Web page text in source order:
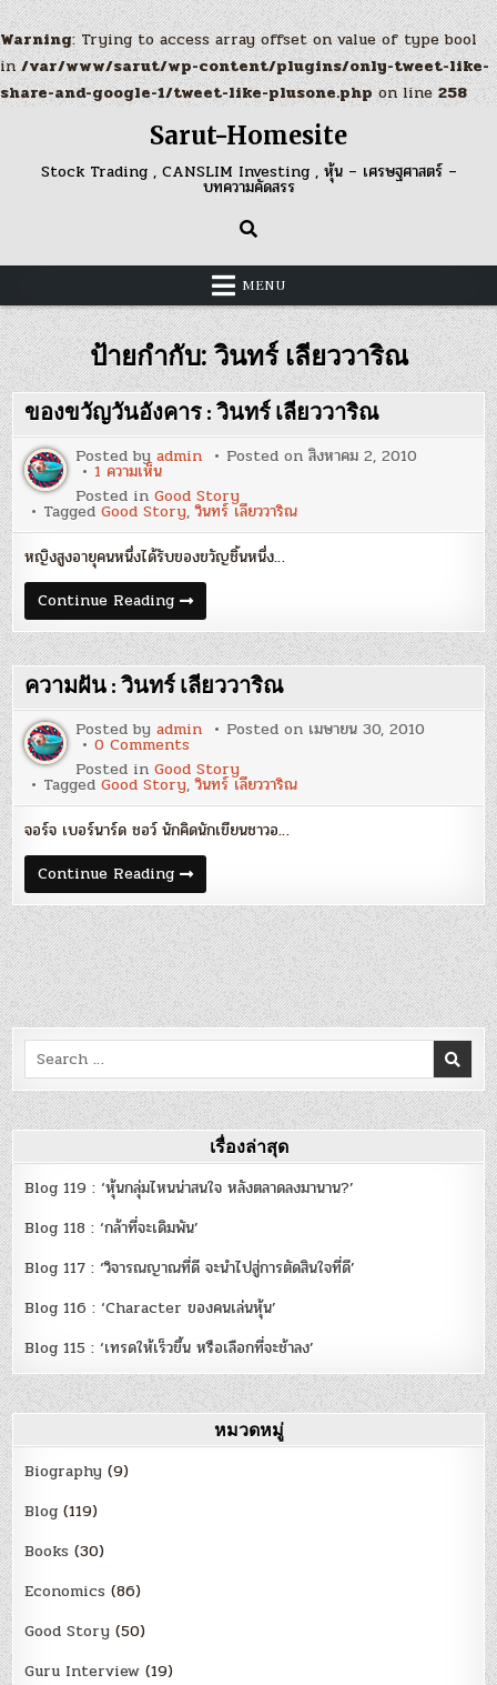
Warning: Trying to access array offset on value of type bool
in/var/www/sarut/wp-content/plugins/only-tweet-like-
share-and-google-1/tweet-like-plusone.phpon line258
content
Sarut-Homesite
Stock Trading , CANSLIM Investing , หุ้น – เศรษฐศาสตร์ –
บทความคัดสรร
MENU
ป้ายกำกับ:วินทร์ เลียววาริณ
ของขวัญวันอังคาร : วินทร์ เลียววาริณ
Posted byadmin Posted onสิงหาคม 2, 2010
1 ความเห็นบน
ของ
ขวัญ
วัน
อังคาร
:
วิ
นทร์
เลียว
วา
ริณ
Posted inGood Story
TaggedGood Story,วินทร์ เลียววาริณ
หญิงสูงอายุคนหนึ่งได้รับของขวัญชิ้นหนึ่ง…
Continue Readingของ
ขวัญ
วัน
อังคาร
:
วิ
นทร์
เลียว
วา
ริณ
ความฝัน : วินทร์ เลียววาริณ
Posted byadmin Posted on เมษายน 30, 2010
0 Comments
ความ
ฝัน
:
วิ
นทร์
เลียว
วา
ริณ
Posted inGood Story
TaggedGood Story,วินทร์ เลียววาริณ
จอร์จ เบอร์นาร์ด ชอว์ นักคิดนักเขียนชาวอ…
Continue Readingความ
ฝัน
:
วิ
นทร์
เลียว
วา
ริณ
Search
for:
เรื่องล่าสุด
Blog 119 : ‘หุ้นกลุ่มไหนน่าสนใจ หลังตลาดลงมานาน?’
Blog 118 : ‘กล้าที่จะเดิมพัน’
Blog 117 : ‘วิจารณญาณที่ดี จะนำไปสู่การตัดสินใจที่ดี’
Blog 116 : ‘Character ของคนเล่นหุ้น’
Blog 115 : ‘เทรดให้เร็วขึ้น หรือเลือกที่จะช้าลง’
หมวดหมู่
Biography (9)
Blog (119)
Books (30)
Economics (86)
Good Story (50)
Guru Interview (19)